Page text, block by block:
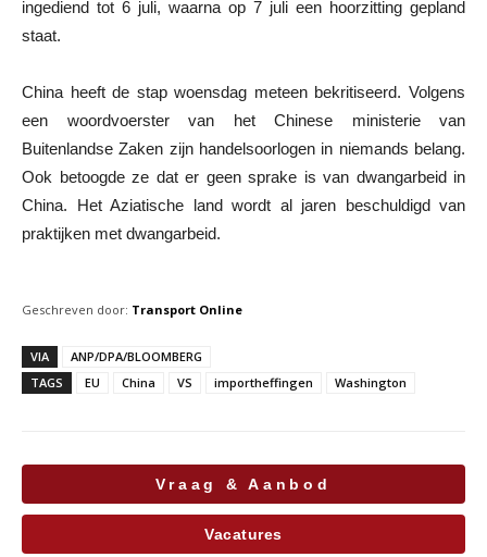
ingediend tot 6 juli, waarna op 7 juli een hoorzitting gepland
staat.
China heeft de stap woensdag meteen bekritiseerd. Volgens
een woordvoerster van het Chinese ministerie van
Buitenlandse Zaken zijn handelsoorlogen in niemands belang.
Ook betoogde ze dat er geen sprake is van dwangarbeid in
China. Het Aziatische land wordt al jaren beschuldigd van
praktijken met dwangarbeid.
Geschreven door: Transport Online
VIA
ANP/DPA/BLOOMBERG
TAGS
EU China VS importheffingen Washington
Vraag & Aanbod
Vacatures